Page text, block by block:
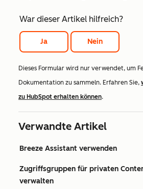
War dieser Artikel hilfreich?
Ja Nein
Dieses Formular wird nur verwendet, um
Dokumentation zu sammeln. Erfahren Sie,
zu HubSpot erhalten können.
Verwandte Artikel
Breeze Assistant verwenden
Zugriffsgruppen für privaten
verwalten